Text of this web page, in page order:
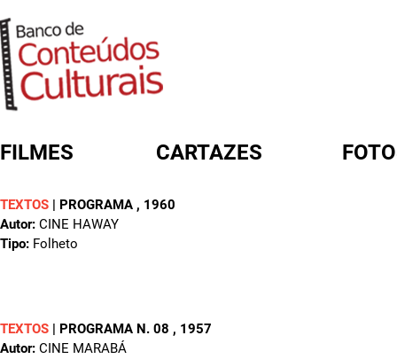
FILMES CARTAZES
TEXTOS | PROGRAMA , 1960
Autor: CINE HAWAY
Tipo: Folheto
TEXTOS | PROGRAMA N. 08 , 1957
Autor: CINE MARABÁ
FORMULÁRIO DE BUSCA